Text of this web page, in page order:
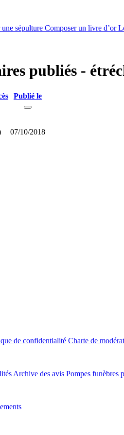
sépulture Composer un livre d’or
publiés -
Publié le
07/10/2018
de confidentialité Charte de
Archive des avis Pompes funèbres